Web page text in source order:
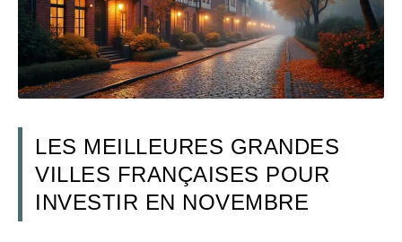
LES MEILLEURES GRANDES
VILLES FRANÇAISES POUR
INVESTIR EN NOVEMBRE